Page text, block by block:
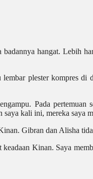
hangat. Lebih
plester kompres
Pada
kali ini, mereka
Gibran dan Alisha
Kinan. Saya